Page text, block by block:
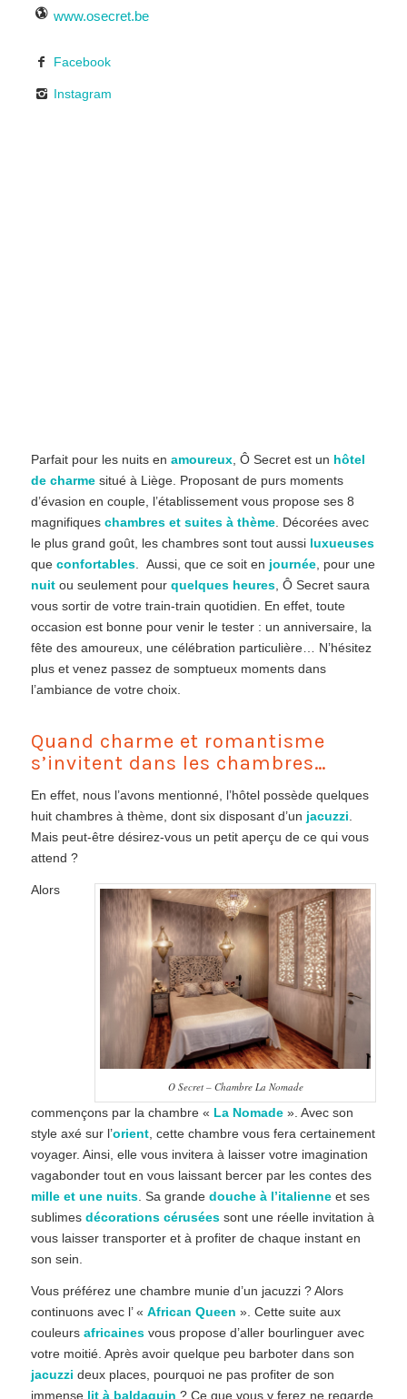
www.osecret.be
Facebook
Instagram
Parfait pour les nuits en amoureux, Ô Secret est un hôtel
de charmesitué à Liège. Proposant de purs moments
d’évasion en couple, l’établissement vous propose ses 8
magnifiques chambres et suites à thème. Décorées avec
le plus grand goût, les chambres sont tout aussi luxueuses
que confortables. Aussi, que ce soit en journée, pour une
nuitou seulement pour quelques heures, Ô Secret saura
vous sortir de votre train-train quotidien. En effet, toute
occasion est bonne pour venir le tester : un anniversaire, la
fête des amoureux, une célébration particulière… N’hésitez
plus et venez passez de somptueux moments dans
l’ambiance de votre choix.
Quand charme et romantisme
s’invitent dans les chambres…
En effet, nous l’avons mentionné, l’hôtel possède quelques
huit chambres à thème, dont six disposant d’un jacuzzi
Mais peut-être désirez-vous un petit aperçu de ce qui vous
attend ?
O Secret – Chambre La Nomade
Alors
commençons par la chambre « La Nomade». Avec son
style axé sur l’orient, cette chambre vous fera certainement
voyager. Ainsi, elle vous invitera à laisser votre imagination
vagabonder tout en vous laissant bercer par les contes des
mille et une nuits. Sa grande douche à l’italienneet ses
sublimes décorations céruséessont une réelle invitation à
vous laisser transporter et à profiter de chaque instant en
son sein.
Vous préférez une chambre munie d’un jacuzzi ? Alors
continuons avec l’ « African Queen ». Cette suite aux
couleurs africainesvous propose d’aller bourlinguer avec
votre moitié. Après avoir quelque peu barboter dans son
jacuzzi deux places, pourquoi ne pas profiter de son
immense lit à baldaquin ? Ce que vous y ferez ne regarde